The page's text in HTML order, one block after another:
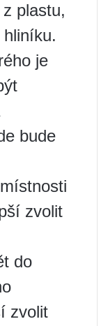
plastu,
je
bude
zvolit
do
zvolit